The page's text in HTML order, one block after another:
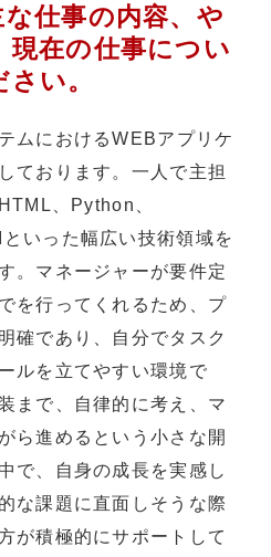
仕事の内容、や
現在の仕事につい
い。
ムにおけるWEBアプリケ
ております。一人で主担
、Python、
いった幅広い技術領域を
。マネージャーが要件定
を行ってくれるため、プ
確であり、自分でタスク
ルを立てやすい環境で
まで、自律的に考え、マ
ら進めるという小さな開
で、自身の成長を実感し
な課題に直面しそうな際
が積極的にサポートして